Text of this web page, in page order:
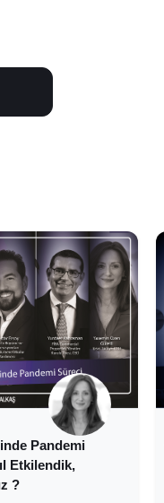
Pandemi
Etkilendik,
?